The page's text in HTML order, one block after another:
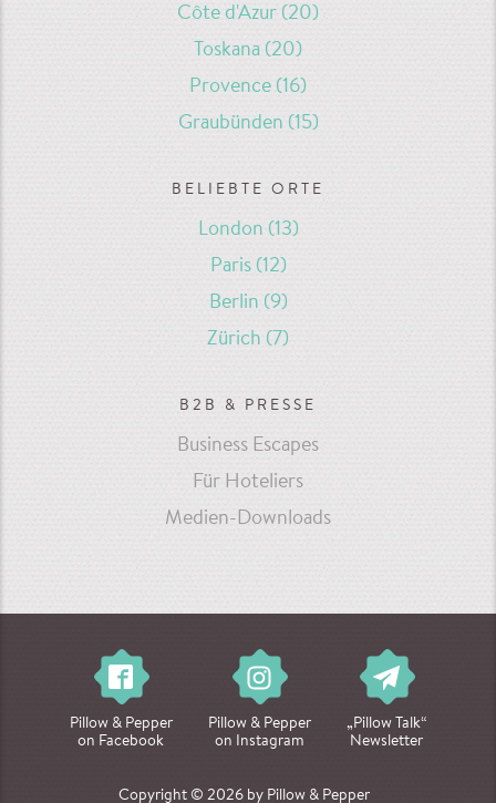
Côte d'Azur (20)
Toskana (20)
Provence (16)
Graubünden (15)
BELIEBTE ORTE
London (13)
Paris (12)
Berlin (9)
Zürich (7)
B2B & PRESSE
Business Escapes
Für Hoteliers
Medien-Downloads
Pillow & Pepper
on Facebook
Pillow & Pepper
on Instagram
„Pillow Talk“
Newsletter
Copyright © 2026 by Pillow & Pepper